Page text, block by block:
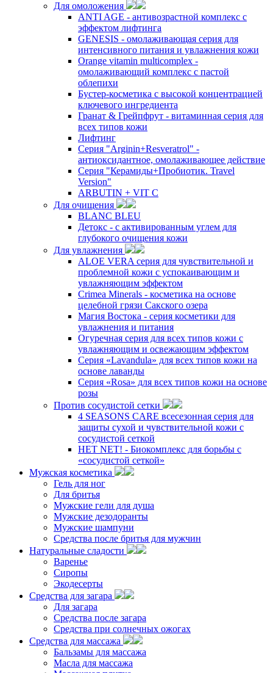
Для омоложения
ANTI AGE - антивозрастной комплекс с
эффектом лифтинга
GENESIS - омолаживающая серия для
интенсивного питания и увлажнения кожи
Orange vitamin multicomplex -
омолаживающий комплекс с пастой
облепихи
Бустер-косметика с высокой концентрацией
ключевого ингредиента
Гранат & Грейпфрут - витаминная серия для
всех типов кожи
Лифтинг
Серия "Arginin+Resveratrol" -
антиоксидантное, омолаживающее действие
Серия "Керамиды+Пробиотик. Travel
Version"
ARBUTIN + VIT C
Для очищения
BLANC BLEU
Детокс - с активированным углем для
глубокого очищения кожи
Для увлажнения
ALOE VERA серия для чувствительной и
проблемной кожи с успокаивающим и
увлажняющим эффектом
Crimea Minerals - косметика на основе
целебной грязи Сакского озера
Магия Востока - серия косметики для
увлажнения и питания
Огуречная серия для всех типов кожи с
увлажняющим и освежающим эффектом
Серия «Lavandula» для всех типов кожи на
основе лаванды
Серия «Rosa» для всех типов кожи на основе
розы
Против сосудистой сетки
4 SEASONS CARE всесезонная серия для
защиты сухой и чувствительной кожи с
сосудистой сеткой
НЕТ NET! - Биокомплекс для борьбы с
«сосудистой сеткой»
Мужская косметика
Гель для ног
Для бритья
Мужские гели для душа
Мужские дезодоранты
Мужские шампуни
Средства после бритья для мужчин
Натуральные сладости
Варенье
Сиропы
Экодесерты
Средства для загара
Для загара
Средства после загара
Средства при солнечных ожогах
Средства для массажа
Бальзамы для массажа
Масла для массажа